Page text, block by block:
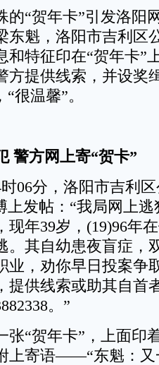
“贺年卡”引发洛阳
东魁，洛阳市吉利区
和特征印在“贺年卡”
方提供线索，并设奖
很温馨”。
方网上寄“贺卡”
分，洛阳市吉利区
上发帖：“我局网上
现年39岁，(19)96年
。其自幼患夜盲症，
业，劝你早日投案争
提供线索或助其自首
。”
“贺年卡”，上面印
上寄语——“东魁：又